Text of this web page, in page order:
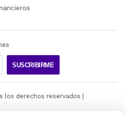
SUSCRIBIRME
los derechos reservados |